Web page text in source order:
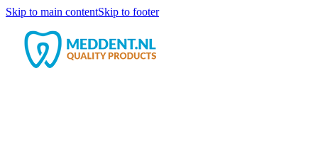
Skip to main contentSkip to footer